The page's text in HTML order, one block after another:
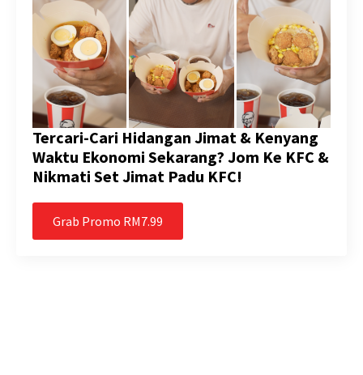
Tercari-Cari Hidangan Jimat & Kenyang
Waktu Ekonomi Sekarang? Jom Ke KFC &
Nikmati Set Jimat Padu KFC!
Grab Promo RM7.99